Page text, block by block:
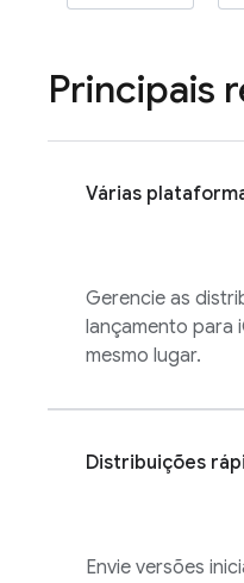
Principais
Várias
Gerencie as
lançamento para
mesmo lugar.
Distribuições
Envie versões